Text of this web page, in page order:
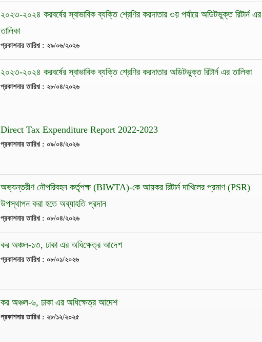
২০২৩-২০২৪ করবর্ষের স্বাভাবিক ব্যক্তি শ্রেণির করদাতার ৩য় পর্যায়ে অডিটভুক্ত রিটার্ন এর
তালিকা
প্রকাশনার তারিখ় : ২৯/০৬/২০২৬
২০২৩-২০২৪ করবর্ষের স্বাভাবিক ব্যক্তি শ্রেণির করদাতার অডিটভুক্ত রিটার্ন এর তালিকা
প্রকাশনার তারিখ় : ২৮/০৪/২০২৬
Direct Tax Expenditure Report 2022-2023
প্রকাশনার তারিখ় : ০৯/০৪/২০২৬
অভ্যন্তরীণ নৌপরিবহন কর্তৃপক্ষ (BIWTA)-কে আয়কর রিটার্ন দাখিলের প্রমাণ (PSR)
উপস্থাপন করা হতে অব্যাহতি প্রদান
প্রকাশনার তারিখ় : ০৮/০৪/২০২৬
কর অঞ্চল-১৩, ঢাকা এর অধিক্ষেত্র আদেশ
প্রকাশনার তারিখ় : ০৮/০১/২০২৬
কর অঞ্চল-৬, ঢাকা এর অধিক্ষেত্র আদেশ
প্রকাশনার তারিখ় : ২৮/১২/২০২৫